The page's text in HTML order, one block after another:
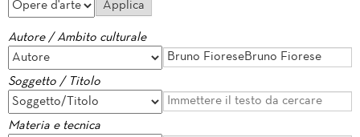
Autore / Ambito culturale
Soggetto / Titolo
Materia e tecnica